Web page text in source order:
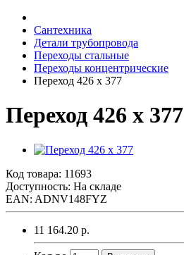
Сантехника
Детали трубопровода
Переходы стальные
Переходы концентрические
Переход 426 х 377
Переход 426 х 377
Код товара: 11693
Доступность: На складе
EAN: ADNV148FYZ
11 164.20 р.